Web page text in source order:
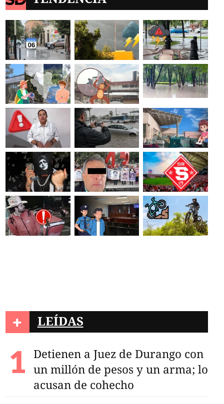
+ LEÍDAS
Detienen a Juez de Durango con
un millón de pesos y un arma; lo
acusan de cohecho